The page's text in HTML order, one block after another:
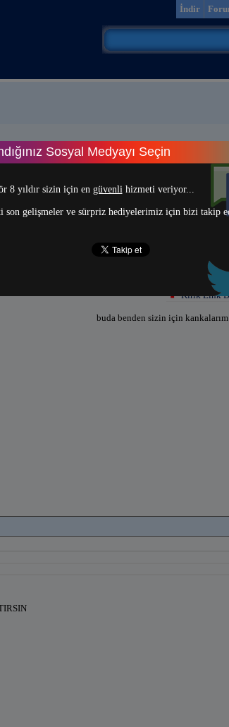
İndir
Sosyal Medyayı Seçin
8 yıldır sizin için en güvenlihizmeti veriyor...
son gelişmeler ve sürpriz hediyelerimiz için bizi takip
Kırık Link
buda benden sizin için kankalarım